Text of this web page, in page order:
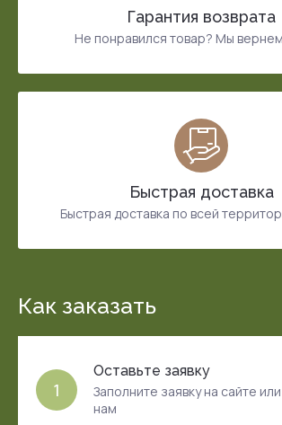
Гарантия возврата
Не понравился товар? Мы
Быстрая доставка
Быстрая доставка по всей
Как заказать
1
Оставьте заявку
Заполните заявку на сайте
нам